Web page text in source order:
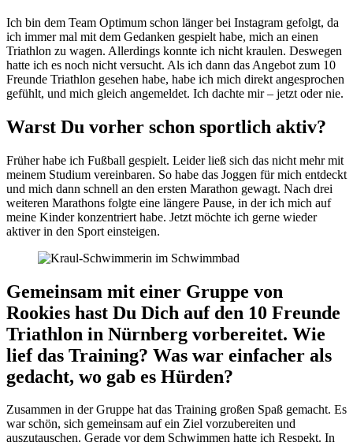
Ich bin dem Team Optimum schon länger bei Instagram gefolgt, da
ich immer mal mit dem Gedanken gespielt habe, mich an einen
Triathlon zu wagen. Allerdings konnte ich nicht kraulen. Deswegen
hatte ich es noch nicht versucht. Als ich dann das Angebot zum 10
Freunde Triathlon gesehen habe, habe ich mich direkt angesprochen
gefühlt, und mich gleich angemeldet. Ich dachte mir – jetzt oder nie.
Warst Du vorher schon sportlich aktiv?
Früher habe ich Fußball gespielt. Leider ließ sich das nicht mehr mit
meinem Studium vereinbaren. So habe das Joggen für mich entdeckt
und mich dann schnell an den ersten Marathon gewagt. Nach drei
weiteren Marathons folgte eine längere Pause, in der ich mich auf
meine Kinder konzentriert habe. Jetzt möchte ich gerne wieder
aktiver in den Sport einsteigen.
Gemeinsam mit einer Gruppe von
Rookies hast Du Dich auf den 10 Freunde
Triathlon in Nürnberg vorbereitet. Wie
lief das Training? Was war einfacher als
gedacht, wo gab es Hürden?
Zusammen in der Gruppe hat das Training großen Spaß gemacht. Es
war schön, sich gemeinsam auf ein Ziel vorzubereiten und
auszutauschen. Gerade vor dem Schwimmen hatte ich Respekt. In